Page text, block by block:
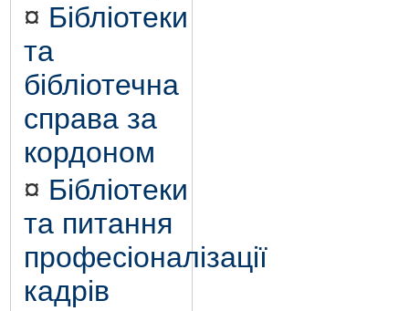
¤ Бібліотеки
та
бібліотечна
справа за
кордоном
¤ Бібліотеки
та питання
професіоналізації
кадрів